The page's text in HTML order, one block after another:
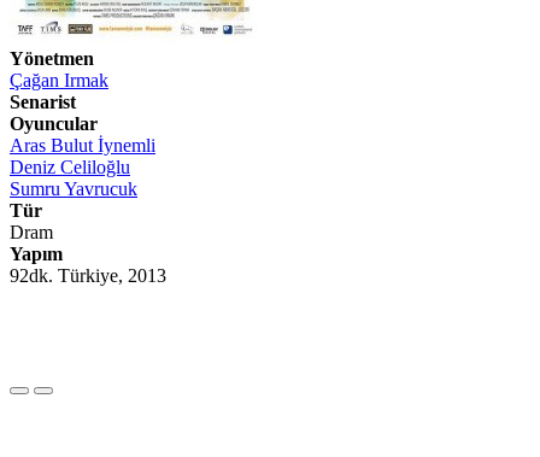
Yönetmen
Çağan Irmak
Senarist
Oyuncular
Aras Bulut İynemli
Deniz Celiloğlu
Sumru Yavrucuk
Tür
Dram
Yapım
92dk. Türkiye, 2013